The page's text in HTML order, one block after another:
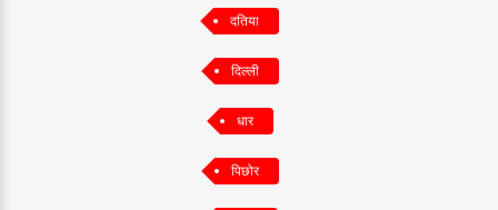
दतिया
दिल्ली
धार
पिछोर